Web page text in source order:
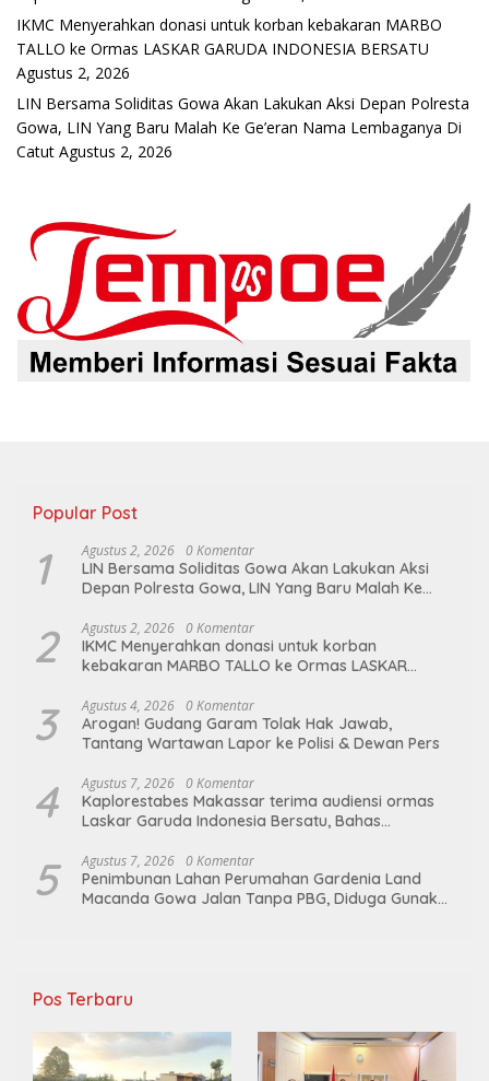
IKMC Menyerahkan donasi untuk korban kebakaran MARBO
TALLO ke Ormas LASKAR GARUDA INDONESIA BERSATU
Agustus 2, 2026
LIN Bersama Soliditas Gowa Akan Lakukan Aksi Depan Polresta
Gowa, LIN Yang Baru Malah Ke Ge’eran Nama Lembaganya Di
Catut Agustus 2, 2026
Popular Post
1 Agustus 2, 2026 0 Komentar
LIN Bersama Soliditas Gowa Akan Lakukan Aksi
Depan Polresta Gowa, LIN Yang Baru Malah Ke
2 Agustus 2, 2026 0 Komentar
IKMC Menyerahkan donasi untuk korban
kebakaran MARBO TALLO ke Ormas LASKAR
3 Agustus 4, 2026 0 Komentar
Arogan! Gudang Garam Tolak Hak Jawab,
Tantang Wartawan Lapor ke Polisi & Dewan Pers
4 Agustus 7, 2026 0 Komentar
Kaplorestabes Makassar terima audiensi ormas
Laskar Garuda Indonesia Bersatu, Bahas
5 Agustus 7, 2026 0 Komentar
Penimbunan Lahan Perumahan Gardenia Land
Macanda Gowa Jalan Tanpa PBG, Diduga Gunakan
Pos Terbaru